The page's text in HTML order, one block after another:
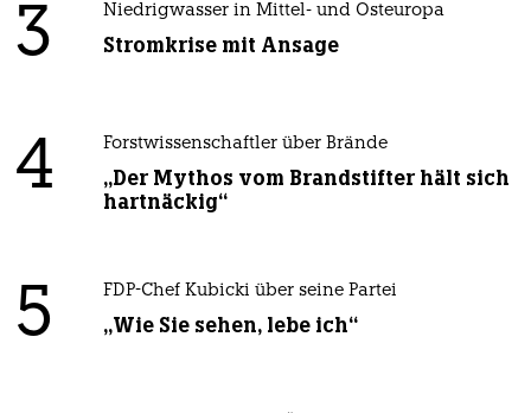
3 Niedrigwasser in Mittel- und Osteuropa
Stromkrise mit Ansage
4 Forstwissenschaftler über Brände
„Der Mythos vom Brandstifter hält sich
hartnäckig“
5 FDP-Chef Kubicki über seine Partei
„Wie Sie sehen, lebe ich“